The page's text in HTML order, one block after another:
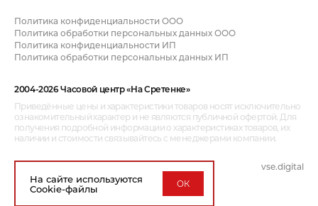
Политика конфиденциальности ООО
Политика обработки персональных данных ООО
Политика конфиденциальности ИП
Политика обработки персональных данных ИП
2004-2026 Часовой центр «На Сретенке»
Приведённые цены и характеристики товаров носят исключительно
ознакомительный характер и не являются публичной офертой. Для
получения подробной информации о характеристиках товаров, их
наличии и стоимости связывайтесь с менеджерами компании.
vse.digital
На сайте используются
Cookie-файлы
ОК